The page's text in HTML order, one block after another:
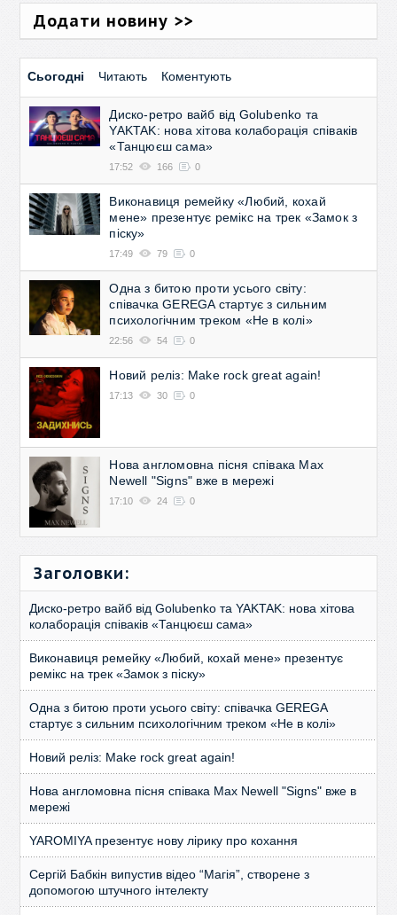
Додати новину >>
Сьогодні Читають Коментують
Диско-ретро вайб від Golubenko та
YAKTAK: нова хітова колаборація співаків
«Танцюєш сама»
17:52 166 0
Виконавиця ремейку «Любий, кохай
мене» презентує ремікс на трек «Замок з
піску»
17:49 79 0
Одна з битою проти усього світу:
співачка GEREGA стартує з сильним
психологічним треком «Не в колі»
22:56 54 0
Новий реліз: Make rock great again!
17:13 30 0
Нова англомовна пісня співака Max
Newell "Signs" вже в мережі
17:10 24 0
Заголовки:
Диско-ретро вайб від Golubenko та YAKTAK: нова хітова
колаборація співаків «Танцюєш сама»
Виконавиця ремейку «Любий, кохай мене» презентує
ремікс на трек «Замок з піску»
Одна з битою проти усього світу: співачка GEREGA
стартує з сильним психологічним треком «Не в колі»
Новий реліз: Make rock great again!
Нова англомовна пісня співака Max Newell "Signs" вже в
мережі
YAROMIYA презентує нову лірику про кохання
Сергій Бабкін випустив відео “Магія”, створене з
допомогою штучного інтелекту